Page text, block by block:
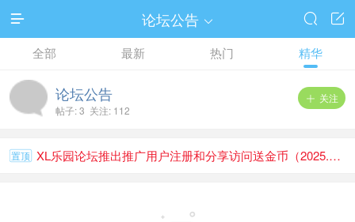
 论坛公告  

全部 最新 热门 精华
 关注
论坛公告
帖子: 3 关注: 112
置顶 XL乐园论坛推出推广用户注册和分享访问送金币（2025.1.1）